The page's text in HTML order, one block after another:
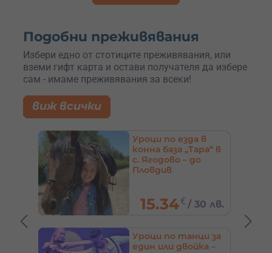
Подобни преживявания
Избери едно от стотиците преживявания, или
вземи гифт карта и остави получателя да избере
сам - имаме преживявания за всеки!
виж всички
Уроци по каране на
ендуро мотор – до
София
153.39€ /
300 лв.
Курс за фокусници и
вълшебници в